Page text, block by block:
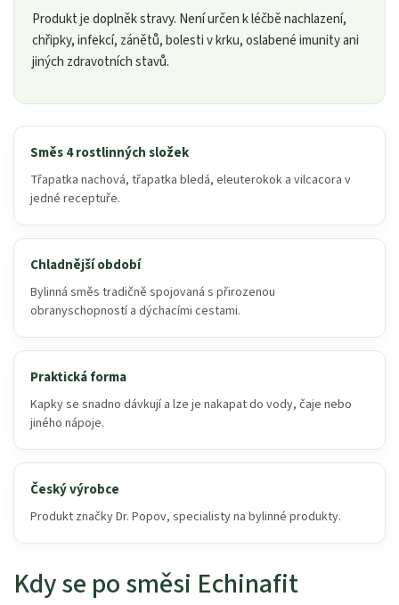
Produkt je doplněk stravy. Není určen k léčbě nachlazení,
chřipky, infekcí, zánětů, bolesti v krku, oslabené imunity ani
jiných zdravotních stavů.
Směs 4 rostlinných složek
Třapatka nachová, třapatka bledá, eleuterokok a vilcacora v
jedné receptuře.
Chladnější období
Bylinná směs tradičně spojovaná s přirozenou
obranyschopností a dýchacími cestami.
Praktická forma
Kapky se snadno dávkují a lze je nakapat do vody, čaje nebo
jiného nápoje.
Český výrobce
Produkt značky Dr. Popov, specialisty na bylinné produkty.
Kdy se po směsi Echinafit